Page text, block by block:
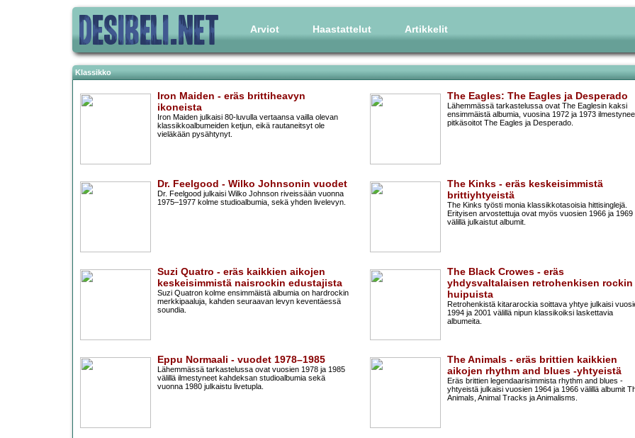
Arviot Haastattelut Artikkelit
Klassikko
Iron Maiden - eräs brittiheavyn
ikoneista
Iron Maiden julkaisi 80-luvulla vertaansa vailla olevan
klassikkoalbumeiden ketjun, eikä rautaneitsyt ole
vieläkään pysähtynyt.
The Eagles: The Eagles ja Desperado
Lähemmässä tarkastelussa ovat The Eaglesin kaksi
ensimmäistä albumia, vuosina 1972 ja 1973
pitkäsoitot The Eagles ja Desperado.
Dr. Feelgood - Wilko Johnsonin vuodet
Dr. Feelgood julkaisi Wilko Johnson riveissään vuonna
1975–1977 kolme studioalbumia, sekä yhden livelevyn.
The Kinks - eräs keskeisimmistä
brittiyhtyeistä
The Kinks työsti monia klassikkotasoisia hittisinglejä.
Erityisen arvostettuja ovat myös vuosien 1966 ja 1969
välillä julkaistut albumit.
Suzi Quatro - eräs kaikkien aikojen
keskeisimmistä naisrockin edustajista
Suzi Quatron kolme ensimmäistä albumia on hardrockin
merkkipaaluja, kahden seuraavan levyn keventäessä
soundia.
The Black Crowes - eräs
yhdysvaltalaisen retrohenkisen rockin
huipuista
Retrohenkistä kitararockia soittava yhtye julkaisi
1994 ja 2001 välillä nipun klassikoiksi laskettavia
albumeita.
Eppu Normaali - vuodet 1978–1985
Lähemmässä tarkastelussa ovat vuosien 1978 ja 1985
välillä ilmestyneet kahdeksan studioalbumia sekä
vuonna 1980 julkaistu livetupla.
The Animals - eräs brittien kaikkien
aikojen rhythm and blues -yhtyeistä
Eräs brittien legendaarisimmista rhythm and blues -
yhtyeistä julkaisi vuosien 1964 ja 1966 välillä albumit
Animals, Animal Tracks ja Animalisms.